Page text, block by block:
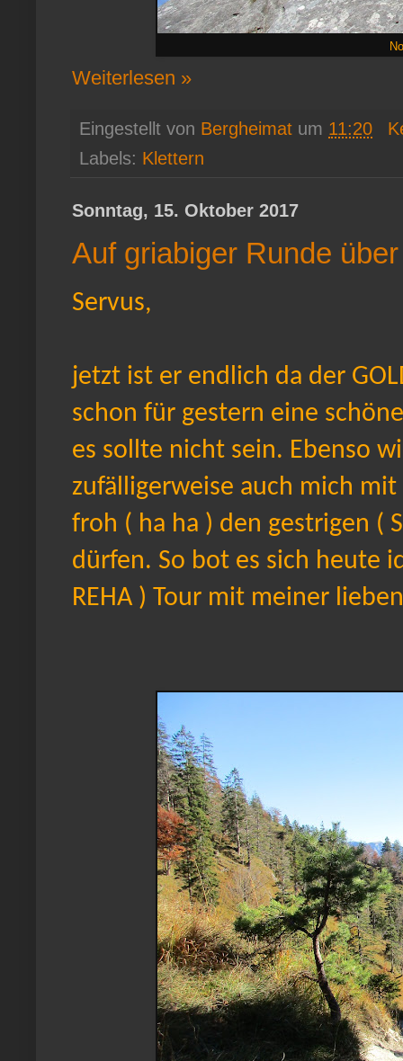
Weiterlesen »
Eingestellt von Bergheimat um 11:20
Labels: Klettern
Sonntag, 15. Oktober 2017
Auf griabiger Runde
Servus,
jetzt ist er endlich da der
schon für gestern eine
es sollte nicht sein. Ebenso
zufälligerweise auch mich
froh ( ha ha ) den gestrigen (
dürfen. So bot es sich heute
REHA ) Tour mit meiner